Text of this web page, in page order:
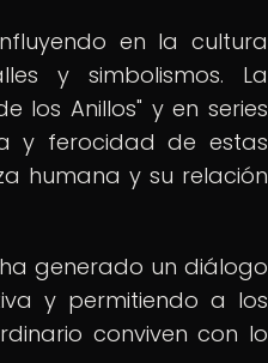
en la cultura
y simbolismos. La
los Anillos" y en series
y ferocidad de estas
humana y su relación
generado un diálogo
y permitiendo a los
conviven con lo